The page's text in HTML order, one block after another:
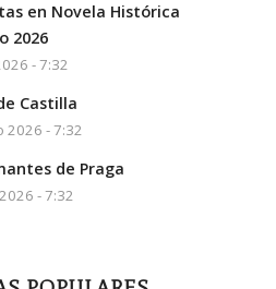
en Novela Histórica
2026
- 7:32
Castilla
2026 - 7:32
de Praga
- 7:32